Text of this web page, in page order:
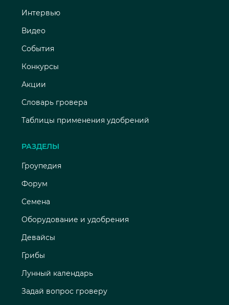
Интервью
Видео
События
Конкурсы
Акции
Словарь гровера
Таблицы применения удобрений
РАЗДЕЛЫ
Гроупедия
Форум
Семена
Оборудование и удобрения
Девайсы
Грибы
Лунный календарь
Задай вопрос гроверу